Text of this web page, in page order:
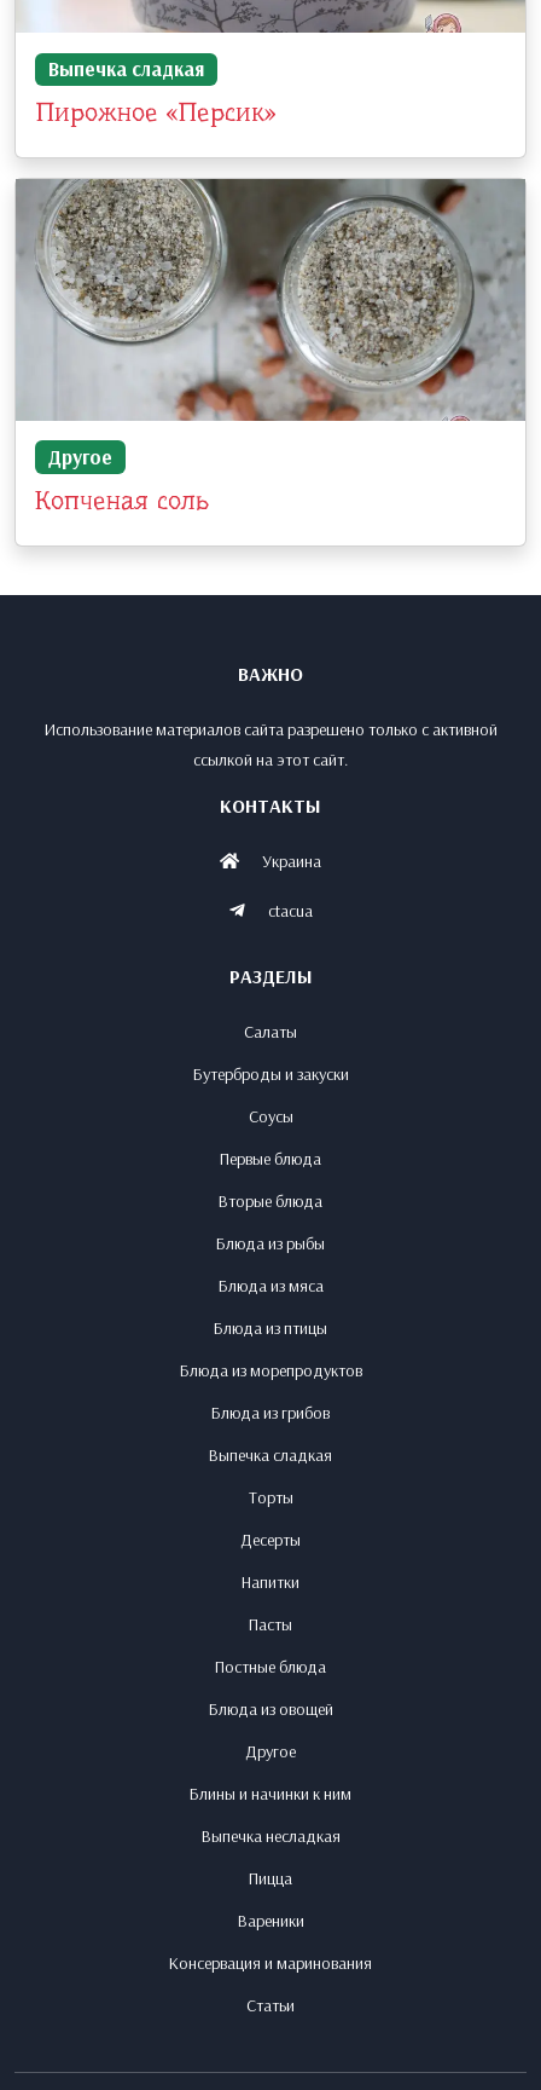
Выпечка сладкая
Пирожное «Персик»
Другое
Копченая соль
ВАЖНО
Использование материалов сайта разрешено только с активной
ссылкой на этот сайт.
КОНТАКТЫ
Украина
ctacua
РАЗДЕЛЫ
Салаты
Бутерброды и закуски
Соусы
Первые блюда
Вторые блюда
Блюда из рыбы
Блюда из мяса
Блюда из птицы
Блюда из морепродуктов
Блюда из грибов
Выпечка сладкая
Торты
Десерты
Напитки
Пасты
Постные блюда
Блюда из овощей
Другое
Блины и начинки к ним
Выпечка несладкая
Пицца
Вареники
Консервация и маринования
Статьи